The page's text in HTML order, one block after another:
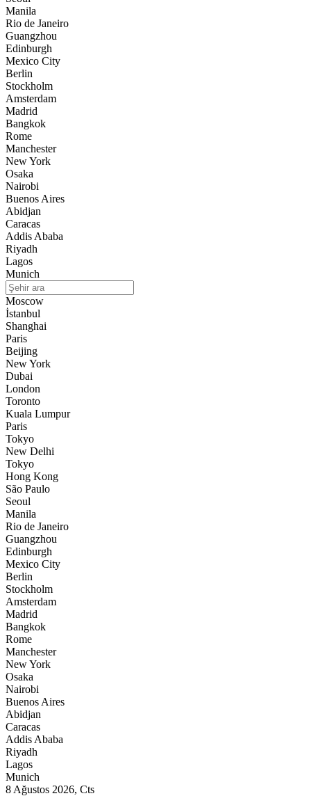
Manila
Rio de Janeiro
Guangzhou
Edinburgh
Mexico City
Berlin
Stockholm
Amsterdam
Madrid
Bangkok
Rome
Manchester
New York
Osaka
Nairobi
Buenos Aires
Abidjan
Caracas
Addis Ababa
Riyadh
Lagos
Munich
Moscow
İstanbul
Shanghai
Paris
Beijing
New York
Dubai
London
Toronto
Kuala Lumpur
Paris
Tokyo
New Delhi
Tokyo
Hong Kong
São Paulo
Seoul
Manila
Rio de Janeiro
Guangzhou
Edinburgh
Mexico City
Berlin
Stockholm
Amsterdam
Madrid
Bangkok
Rome
Manchester
New York
Osaka
Nairobi
Buenos Aires
Abidjan
Caracas
Addis Ababa
Riyadh
Lagos
Munich
8 Ağustos 2026, Cts